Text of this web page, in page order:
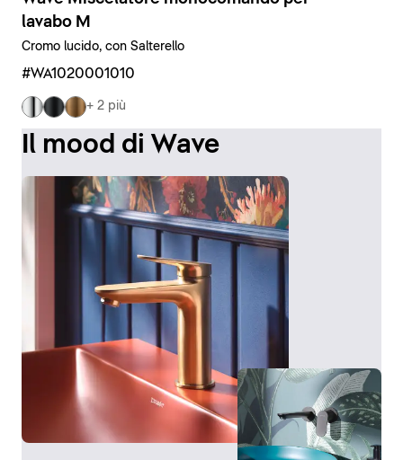
lavabo M
Cromo lucido, con Salterello
#WA1020001010
+ 2 più
Il mood di Wave